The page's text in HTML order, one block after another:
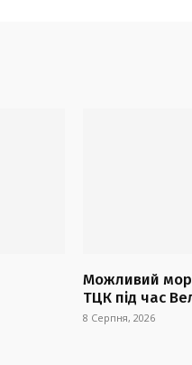
Можливий
ТЦК під час
8 Серпня, 2026